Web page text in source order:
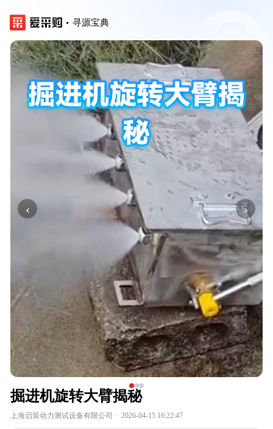
寻源宝典
‹ ›
掘进机旋转大臂揭秘
上海启策动力测试设备有限公司 · 2026-04-15 16:22:47